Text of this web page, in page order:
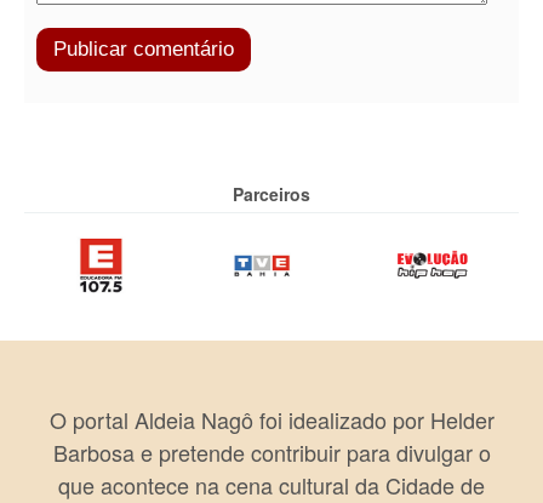
Parceiros
O portal Aldeia Nagô foi idealizado por Helder
Barbosa e pretende contribuir para divulgar o
que acontece na cena cultural da Cidade de